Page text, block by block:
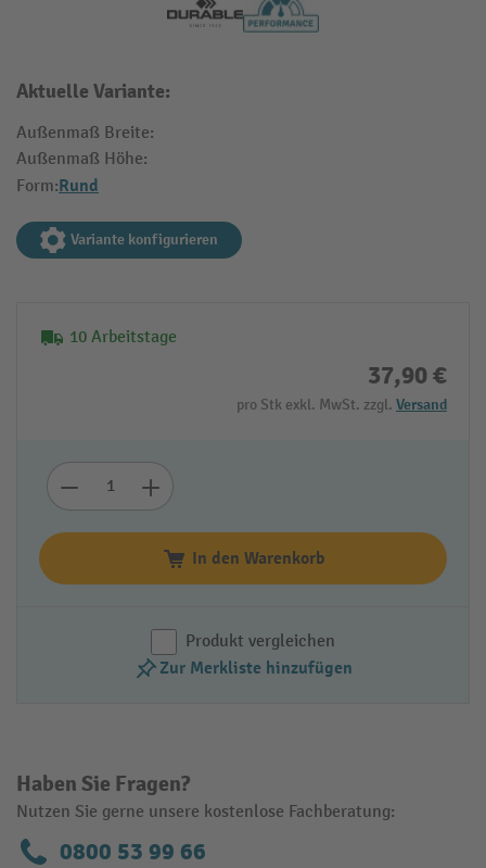
Aktuelle Variante:
Außenmaß Breite:
Außenmaß Höhe:
Form:Rund
Variante konfigurieren
10 Arbeitstage
37,90 €
pro Stk exkl. MwSt. zzgl. Versand
In den Warenkorb
Produkt vergleichen
Zur Merkliste hinzufügen
Haben Sie Fragen?
Nutzen Sie gerne unsere kostenlose Fachberatung:
0800 53 99 66